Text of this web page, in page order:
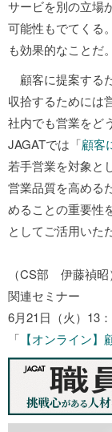
サービを別の立場
可能性もでてくる
も効果的なことだ。
顧客に提案する
収拾するためには
社内でも営業をど
JAGATでは「顧客
若手営業を対象と
営業品質を高める
めることの重要性
としてご活用いた
（CS部 伊藤禎昭
関連セミナー
6月21日（火）13
「 【オンライン